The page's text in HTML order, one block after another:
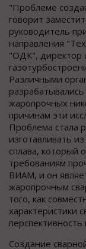
"Проблеме
говорит
руководитель
направления
"ОДК",
Различными
жаропрочных
причинам эти
Проблема стала
изготавливать
сплава, который
требованиям
ВИАМ, и он
жаропрочным
того, как
характеристики
Создание